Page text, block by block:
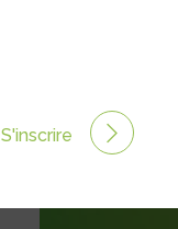
S'inscrire